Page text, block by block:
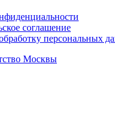
соглашение
персональных